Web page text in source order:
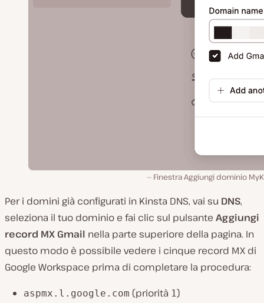
Finestra Aggiungi dominio
Per i domini già configurati in Kinsta DNS, vai su DNS,
seleziona il tuo dominio e fai clic sul pulsante Aggiungi
record MX Gmail nella parte superiore della pagina. In
questo modo è possibile vedere i cinque record MX di
Google Workspace prima di completare la procedura:
aspmx.l.google.com (priorità 1)